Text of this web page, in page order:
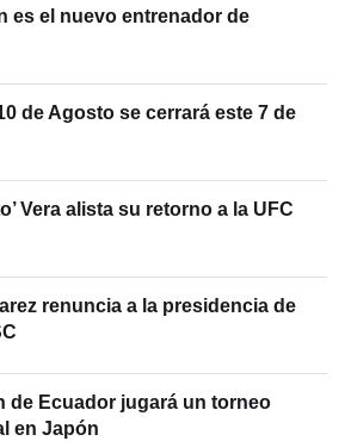
es el nuevo entrenador de
de Agosto se cerrará este 7 de
Vera alista su retorno a la UFC
renuncia a la presidencia de
de Ecuador jugará un torneo
en Japón